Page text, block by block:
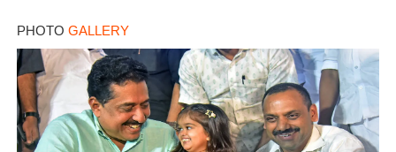
PHOTO GALLERY